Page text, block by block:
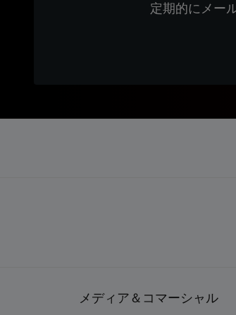
定期的にメー
メディア＆コマーシャル